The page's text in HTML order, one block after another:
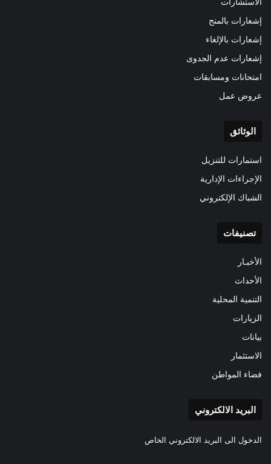
الاستشارات
إشعارات بالمنح
إشعارات بالإلغاء
إشعارات عدم الجدوى
امتحانات ومسابقات
عروض عمل
الوثائق
استمارات للتنزيل
الإجراءات الإدارية
الشباك الإلكتروني
تصنيفات
الأخبـار
الأحداث
التنمية المحلية
الزيارات
بيانات
الاستثمار
فضاء المواطن
البريد الالكتروني
الدخول الى البريد الالكتروني الخاص